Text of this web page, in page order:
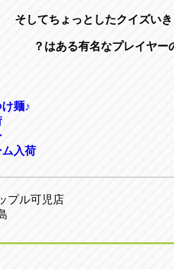
そしてちょっとしたクイズい
？はある有名なプレイヤー
麺♪
ム入荷
プル可児店